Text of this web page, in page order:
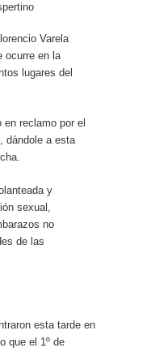
Varela
ocurre en la
lugares del
reclamo por el
dándole a esta
y
sexual,
no
de las
esta tarde en
que el 1º de